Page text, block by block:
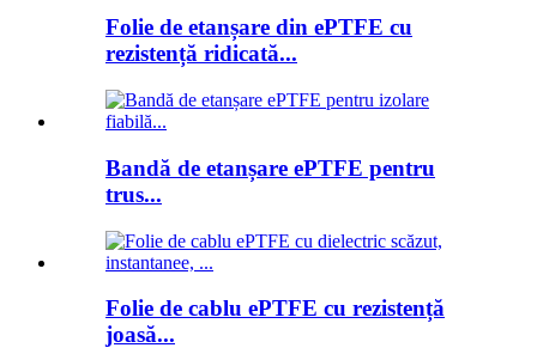
Folie de etanșare din ePTFE cu
rezistență ridicată...
Bandă de etanșare ePTFE pentru
trus...
Folie de cablu ePTFE cu rezistență
joasă...